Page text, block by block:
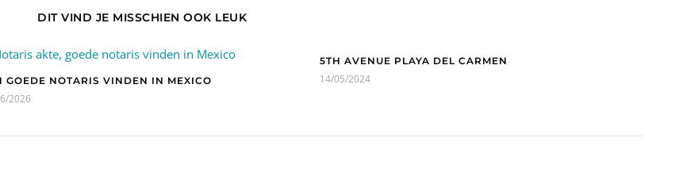
DIT VIND JE MISSCHIEN OOK LEUK
GOEDE NOTARIS VINDEN IN MEXICO
2026
5TH AVENUE PLAYA DEL CARMEN
14/05/2024